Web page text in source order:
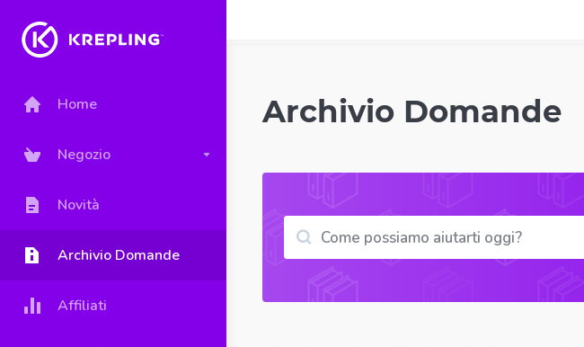
Home
Negozio
Novità
Archivio Domande
Affiliati
Archivio Domande